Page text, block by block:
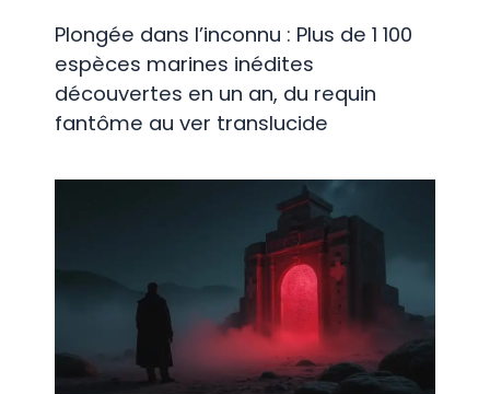
Plongée dans l’inconnu : Plus de 1 100
espèces marines inédites
découvertes en un an, du requin
fantôme au ver translucide